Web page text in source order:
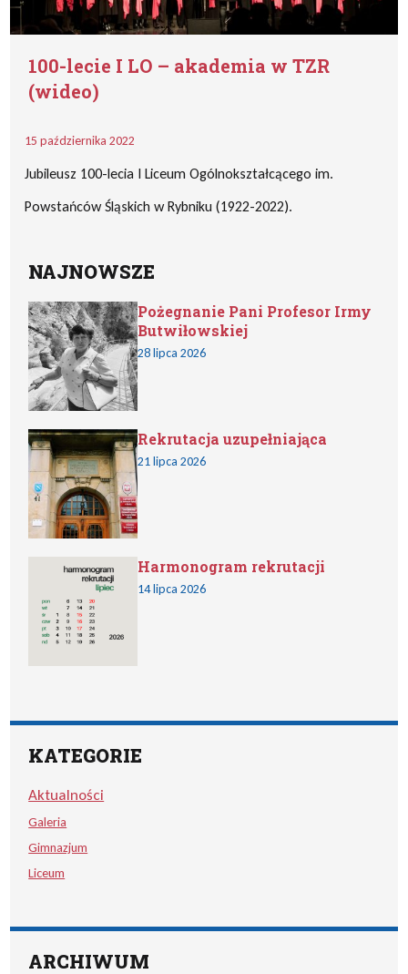
100-lecie I LO – akademia w TZR
(wideo)
15 października 2022
Jubileusz 100-lecia I Liceum Ogólnokształcącego im.
Powstańców Śląskich w Rybniku (1922-2022).
NAJNOWSZE
Pożegnanie Pani Profesor Irmy
Butwiłowskiej
28 lipca 2026
Rekrutacja uzupełniająca
21 lipca 2026
Harmonogram rekrutacji
14 lipca 2026
KATEGORIE
Aktualności
Galeria
Gimnazjum
Liceum
ARCHIWUM